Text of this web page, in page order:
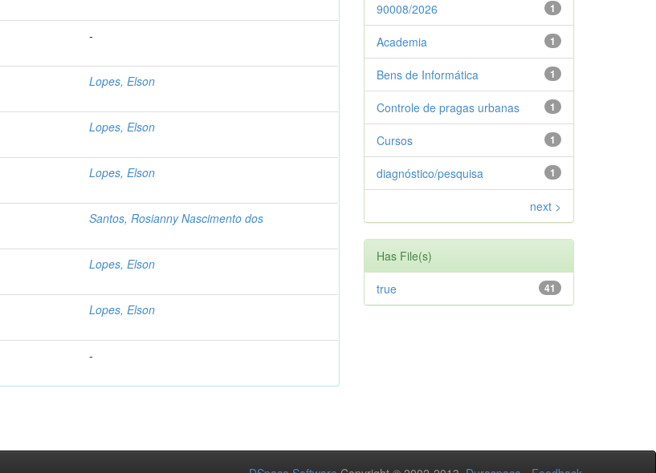
-
Lopes, Elson
Lopes, Elson
Lopes, Elson
Santos, Rosianny Nascimento dos
Lopes, Elson
Lopes, Elson
-
1
90008/2026
1
Academia
1
Bens de Informática
1
Controle de pragas urbanas
1
Cursos
1
diagnóstico/pesquisa
next >
Has File(s)
41
true